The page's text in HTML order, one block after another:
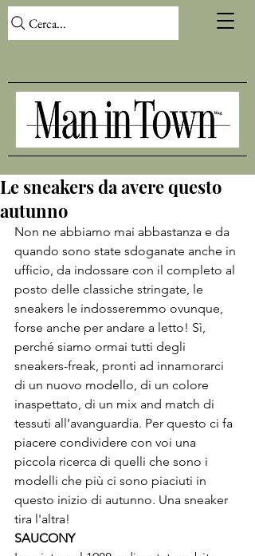
Cerca...
Le sneakers da avere questo
autunno
Non ne abbiamo mai abbastanza e da
quando sono state sdoganate anche in
ufficio, da indossare con il completo al
posto delle classiche stringate, le
sneakers le indosseremmo ovunque,
forse anche per andare a letto! Sì,
perché siamo ormai tutti degli
sneakers-freak, pronti ad innamorarci
di un nuovo modello, di un colore
inaspettato, di un mix and match di
tessuti all’avanguardia. Per questo ci fa
piacere condividere con voi una
piccola ricerca di quelli che sono i
modelli che più ci sono piaciuti in
questo inizio di autunno. Una sneaker
tira l'altra!
SAUCONY